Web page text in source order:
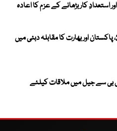
استعدادِ کار بڑھانے کے عزم کا اعادہ
ویمنز ایشیا کپ 2026، پاکستان اور بھارت کا مقابلہ دبئی میں
بی سے جیل میں ملاقات کیلئے